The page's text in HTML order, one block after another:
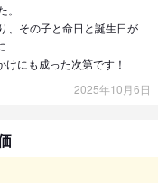
、その子と命日と誕生日が
にも成った次第です！
2025年10月6日